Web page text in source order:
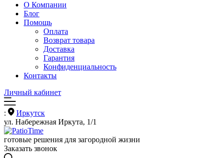
О Компании
Блог
Помощь
Оплата
Возврат товара
Доставка
Гарантия
Конфиденциальность
Контакты
Личный кабинет
:
Иркутск
ул. Набережная Иркута, 1/1
готовые решения для загородной жизни
Заказать звонок